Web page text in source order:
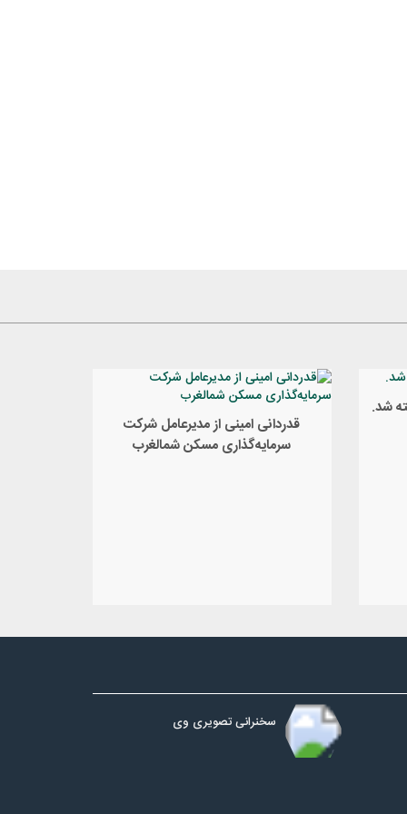
شد.
قدردانی امینی از مدیرعامل شرکت
سرمایه‌گذاری مسکن شمالغرب
سخنرانی تصویری وی